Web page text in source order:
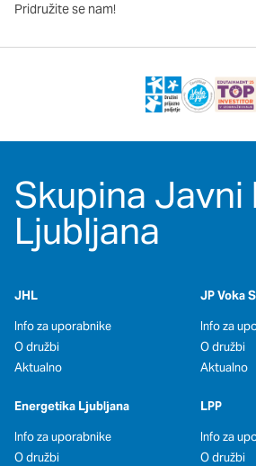
Pridružite se nam!
Skupina Javni
Ljubljana
JHL
Info za uporabnike
O družbi
Aktualno
Energetika Ljubljana
Info za uporabnike
O družbi
JP Voka
Info za
O družbi
Aktualno
LPP
Info za
O družbi